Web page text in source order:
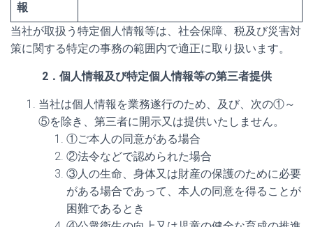
報
当社が取扱う特定個人情報等は、社会保障、税及び災害対
策に関する特定の事務の範囲内で適正に取り扱います。
2．個人情報及び特定個人情報等の第三者提供
当社は個人情報を業務遂行のため、及び、次の①～
⑤を除き、第三者に開示又は提供いたしません。
①ご本人の同意がある場合
②法令などで認められた場合
③人の生命、身体又は財産の保護のために必要
がある場合であって、本人の同意を得ることが
困難であるとき